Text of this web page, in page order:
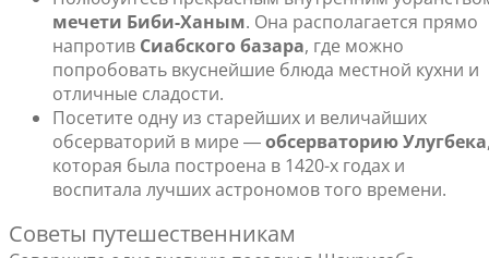
мечети Биби-Ханым. Она располагается прямо
напротив Сиабского базара, где можно
попробовать вкуснейшие блюда местной кухни и
отличные сладости.
Посетите одну из старейших и величайших
обсерваторий в мире ―обсерваторию Улугбека
которая была построена в 1420-х годах и
воспитала лучших астрономов того времени.
Советы путешественникам